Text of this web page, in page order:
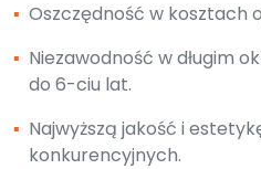
▪ Oszczędność w kosztach
▪ Niezawodność w długim
do 6-ciu lat.
▪ Najwyższą jakość i
konkurencyjnych.